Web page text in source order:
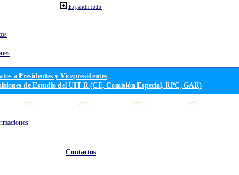
Expandir todo
a Presidentes y Vicepresidentes
de Estudio del UIT R (CE, Comisión Especial, RPC, GAR)
Contactos